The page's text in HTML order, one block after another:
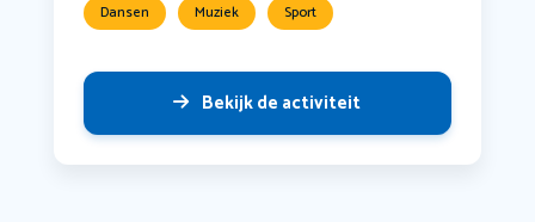
Dansen Muziek Sport
Bekijk de activiteit